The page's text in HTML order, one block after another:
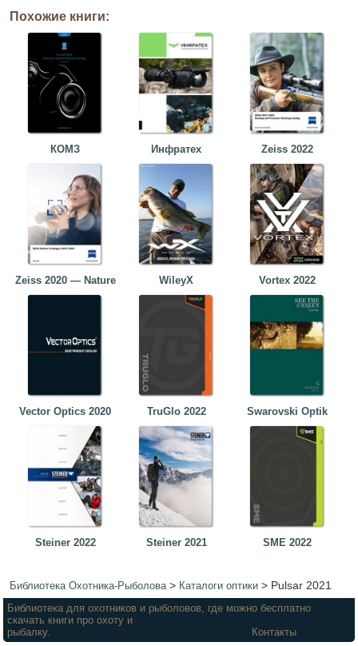
Похожие книги:
КОМЗ Инфратех Zeiss 2022
Zeiss 2020 — Nature WileyX Vortex 2022
Vector Optics 2020 TruGlo 2022 Swarovski Optik
Steiner 2022 Steiner 2021 SME 2022
Библиотека Охотника-Рыболова> Каталоги оптики > Pulsar 2021
Библиотека для охотников и рыболовов, где можно бесплатно
скачать книги про охоту и
рыбалку.
Контакты